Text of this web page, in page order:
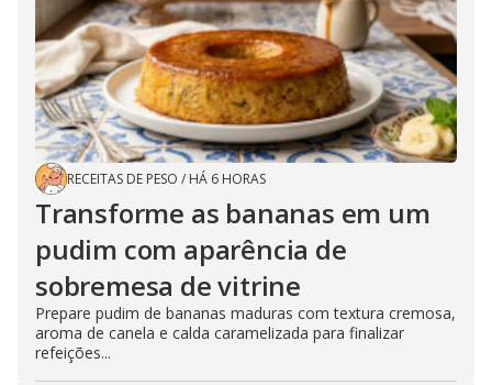
RECEITAS DE PESO / HÁ 6 HORAS
Transforme as bananas em um
pudim com aparência de
sobremesa de vitrine
Prepare pudim de bananas maduras com textura cremosa,
aroma de canela e calda caramelizada para finalizar
refeições...